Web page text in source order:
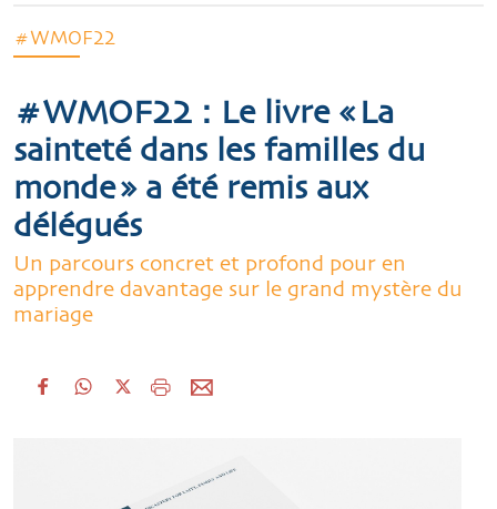
#WMOF22
#WMOF22 : Le livre « La
sainteté dans les familles du
monde » a été remis aux
délégués
Un parcours concret et profond pour en
apprendre davantage sur le grand mystère du
mariage